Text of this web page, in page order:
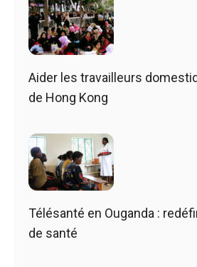
Aider les travailleurs
de Hong Kong
Télésanté en Ouganda :
de santé